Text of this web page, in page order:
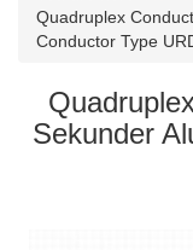
Quadruplex
Conductor Type
Sekunder